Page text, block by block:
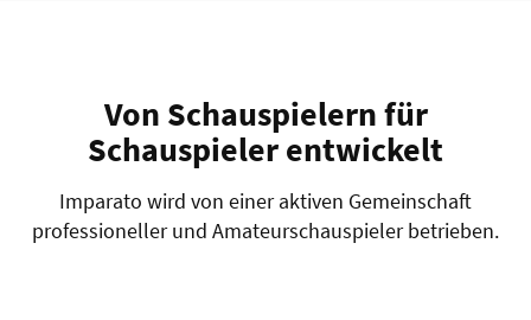
Von Schauspielern für
Schauspieler entwickelt
Imparato wird von einer aktiven Gemeinschaft
professioneller und Amateurschauspieler betrieben.